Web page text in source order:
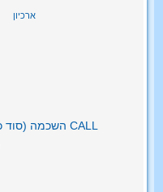
ארכיון
CALL השכמה (סוד כדי להרוויח כסף באינטרנט אמיתי)